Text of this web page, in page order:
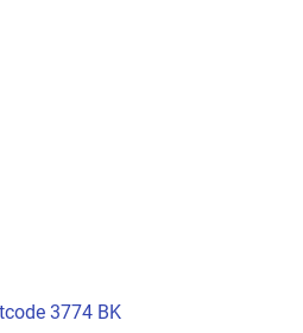
3774 BK